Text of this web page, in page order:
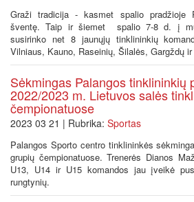
Graži tradicija - kasmet spalio pradžioje
šventę. Taip ir šiemet spalio 7-8 d. į
susirinko net 8 jaunųjų tinklininkių
Vilniaus, Kauno, Raseinių, Šilalės, Gargždų
Sėkmingas Palangos tinklininkių
2022/2023 m. Lietuvos salės
čempionatuose
2023 03 21 | Rubrika: Sportas
Palangos Sporto centro tinklininkės
grupių čempionatuose. Trenerės Dianos
U13, U14 ir U15 komandos jau įveikė
rungtynių.